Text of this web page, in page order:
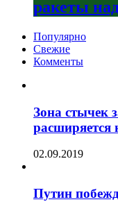
ракеты
Популярно
Свежие
Комменты
Зона стычек
02.09.2019
Путин